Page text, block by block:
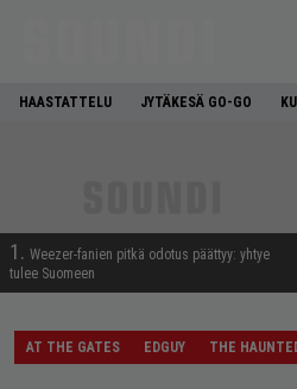
HAASTATTELU JYTÄKESÄ GO-GO
1. Weezer-fanien pitkä odotus päättyy: yhtye
tulee Suomeen
AT THE GATES EDGUY THE